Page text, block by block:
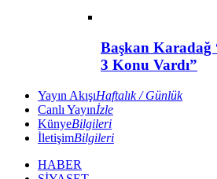
Başkan Karadağ
3 Konu Vardı”
Yayın AkışıHaftalık / Günlük
Canlı Yayınİzle
KünyeBilgileri
İletişimBilgileri
HABER